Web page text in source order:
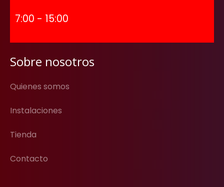
7:00 - 15:00
Sobre nosotros
Quienes somos
Instalaciones
Tienda
Contacto